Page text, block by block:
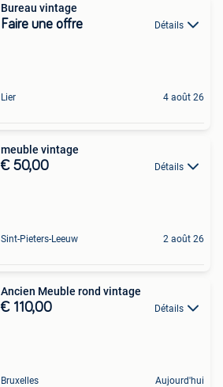
Bureau vintage
Faire une offre Détails
Lier 4 août 26
meuble vintage
€ 50,00 Détails
Sint-Pieters-Leeuw 2 août 26
Ancien Meuble rond vintage
€ 110,00 Détails
Bruxelles Aujourd'hui